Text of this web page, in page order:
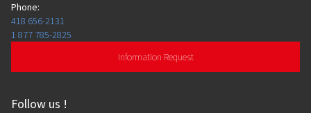
Phone:
418 656-2131
1 877 785-2825
Information Request
Follow us !